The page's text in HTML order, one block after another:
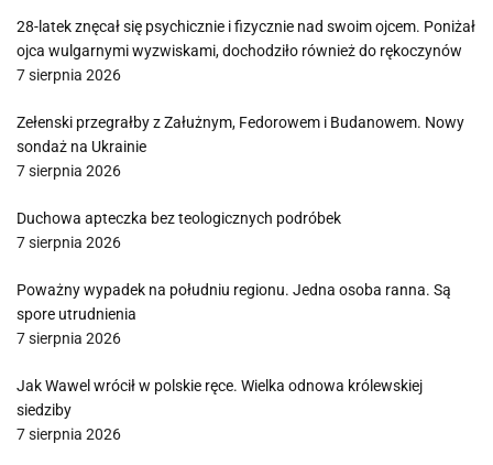
28-latek znęcał się psychicznie i fizycznie nad swoim ojcem. Poniżał
ojca wulgarnymi wyzwiskami, dochodziło również do rękoczynów
7 sierpnia 2026
Zełenski przegrałby z Załużnym, Fedorowem i Budanowem. Nowy
sondaż na Ukrainie
7 sierpnia 2026
Duchowa apteczka bez teologicznych podróbek
7 sierpnia 2026
Poważny wypadek na południu regionu. Jedna osoba ranna. Są
spore utrudnienia
7 sierpnia 2026
Jak Wawel wrócił w polskie ręce. Wielka odnowa królewskiej
siedziby
7 sierpnia 2026